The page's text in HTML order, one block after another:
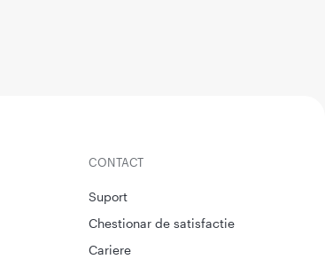
CONTACT
Suport
Chestionar de satisfactie
Cariere